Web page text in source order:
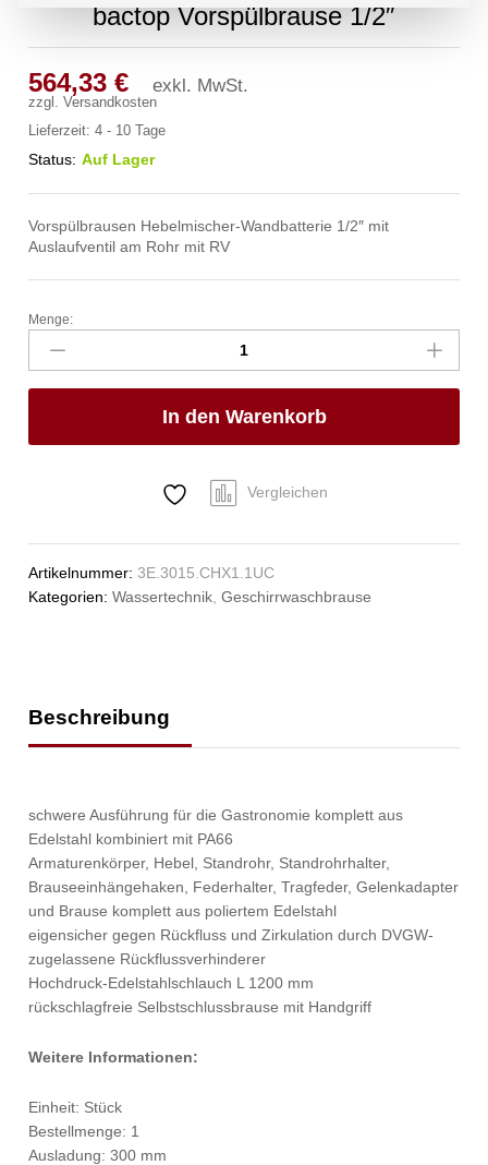
bactop Vorspülbrause 1/2″
564,33€ exkl. MwSt.
zzgl.Versandkosten
Lieferzeit:4 - 10 Tage
Status: Auf Lager
Vorspülbrausen Hebelmischer-Wandbatterie 1/2″ mit
Auslaufventil am Rohr mit RV
bactop
Vorspülbrause
1/2"
Anzahl
Menge:
In den Warenkorb
Vergleichen
Artikelnummer:3E.3015.CHX1.1UC
Kategorien:Wassertechnik,Geschirrwaschbrause
Beschreibung
schwere Ausführung für die Gastronomie komplett aus
Edelstahl kombiniert mit PA66
Armaturenkörper, Hebel, Standrohr, Standrohrhalter,
Brauseeinhängehaken, Federhalter, Tragfeder, Gelenkadapter
und Brause komplett aus poliertem Edelstahl
eigensicher gegen Rückfluss und Zirkulation durch DVGW-
zugelassene Rückflussverhinderer
Hochdruck-Edelstahlschlauch L 1200 mm
rückschlagfreie Selbstschlussbrause mit Handgriff
Weitere Informationen:
Einheit: Stück
Bestellmenge: 1
Ausladung: 300 mm